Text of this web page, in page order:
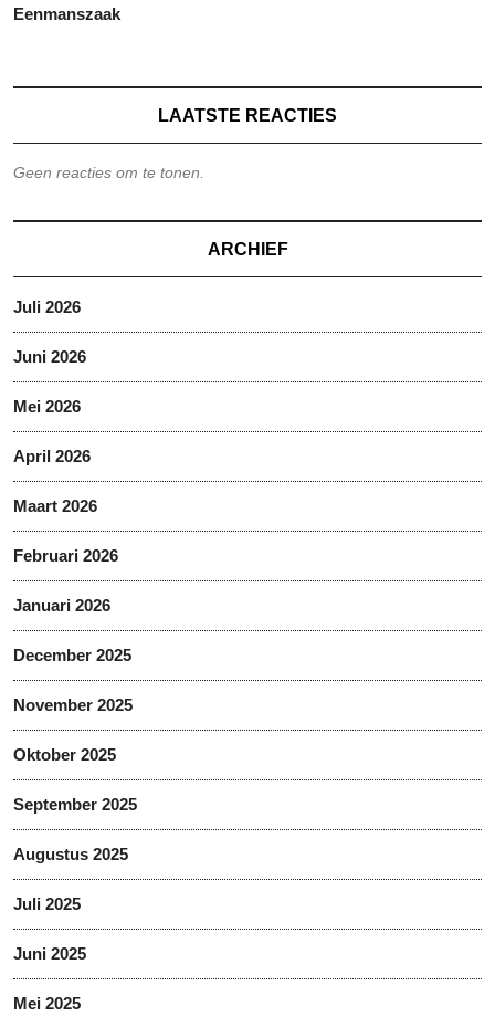
Eenmanszaak
LAATSTE REACTIES
Geen reacties om te tonen.
ARCHIEF
Juli 2026
Juni 2026
Mei 2026
April 2026
Maart 2026
Februari 2026
Januari 2026
December 2025
November 2025
Oktober 2025
September 2025
Augustus 2025
Juli 2025
Juni 2025
Mei 2025